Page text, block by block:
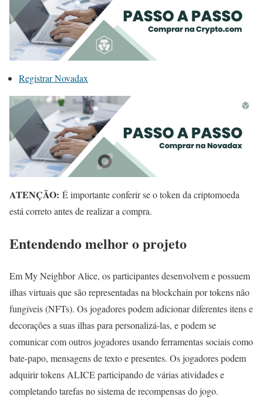
Registrar Novadax
ATENÇÃO: É importante conferir se o token da criptomoeda
está correto antes de realizar a compra.
Entendendo melhor o projeto
Em My Neighbor Alice, os participantes desenvolvem e possuem
ilhas virtuais que são representadas na blockchain por tokens não
fungíveis (NFTs). Os jogadores podem adicionar diferentes itens e
decorações a suas ilhas para personalizá-las, e podem se
comunicar com outros jogadores usando ferramentas sociais como
bate-papo, mensagens de texto e presentes. Os jogadores podem
adquirir tokens ALICE participando de várias atividades e
completando tarefas no sistema de recompensas do jogo.